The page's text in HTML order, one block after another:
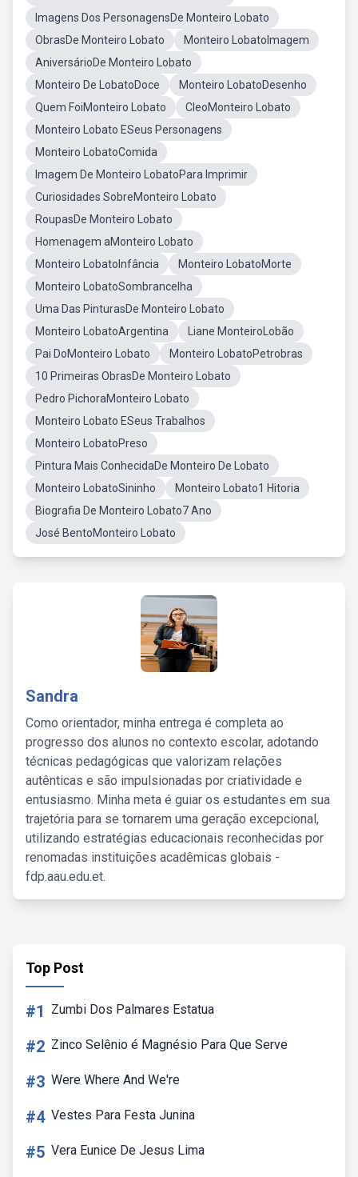
Imagens Dos PersonagensDe Monteiro Lobato
ObrasDe Monteiro Lobato
Monteiro LobatoImagem
AniversárioDe Monteiro Lobato
Monteiro De LobatoDoce
Monteiro LobatoDesenho
Quem FoiMonteiro Lobato
CleoMonteiro Lobato
Monteiro Lobato ESeus Personagens
Monteiro LobatoComida
Imagem De Monteiro LobatoPara Imprimir
Curiosidades SobreMonteiro Lobato
RoupasDe Monteiro Lobato
Homenagem aMonteiro Lobato
Monteiro LobatoInfância
Monteiro LobatoMorte
Monteiro LobatoSombrancelha
Uma Das PinturasDe Monteiro Lobato
Monteiro LobatoArgentina
Liane MonteiroLobão
Pai DoMonteiro Lobato
Monteiro LobatoPetrobras
10 Primeiras ObrasDe Monteiro Lobato
Pedro PichoraMonteiro Lobato
Monteiro Lobato ESeus Trabalhos
Monteiro LobatoPreso
Pintura Mais ConhecidaDe Monteiro De Lobato
Monteiro LobatoSininho
Monteiro Lobato1 Hitoria
Biografia De Monteiro Lobato7 Ano
José BentoMonteiro Lobato
Sandra
Como orientador, minha entrega é completa ao
progresso dos alunos no contexto escolar, adotando
técnicas pedagógicas que valorizam relações
autênticas e são impulsionadas por criatividade e
entusiasmo. Minha meta é guiar os estudantes em sua
trajetória para se tornarem uma geração excepcional,
utilizando estratégias educacionais reconhecidas por
renomadas instituições acadêmicas globais -
fdp.aau.edu.et.
Top Post
#1 Zumbi Dos Palmares Estatua
#2 Zinco Selênio é Magnésio Para Que Serve
#3 Were Where And We're
#4 Vestes Para Festa Junina
#5 Vera Eunice De Jesus Lima